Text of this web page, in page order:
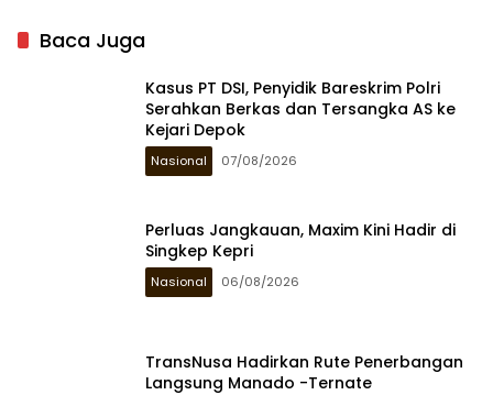
Baca Juga
Kasus PT DSI, Penyidik Bareskrim Polri
Serahkan Berkas dan Tersangka AS ke
Kejari Depok
Nasional 07/08/2026
Perluas Jangkauan, Maxim Kini Hadir di
Singkep Kepri
Nasional 06/08/2026
TransNusa Hadirkan Rute Penerbangan
Langsung Manado -Ternate